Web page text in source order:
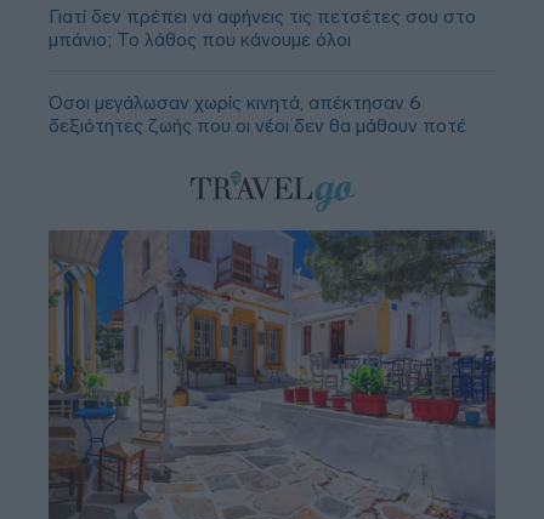
Γιατί δεν πρέπει να αφήνεις τις πετσέτες σου στο
μπάνιο; Το λάθος που κάνουμε όλοι
Όσοι μεγάλωσαν χωρίς κινητά, απέκτησαν 6
δεξιότητες ζωής που οι νέοι δεν θα μάθουν ποτέ